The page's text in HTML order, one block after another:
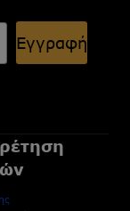
Εγγραφή